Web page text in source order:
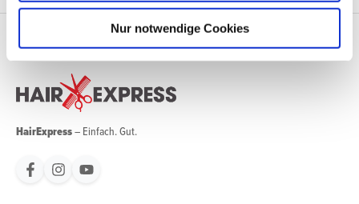
Nur notwendige Cookies
HairExpress– Einfach. Gut.